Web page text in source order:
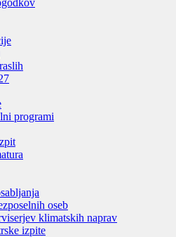
programi
oseb
klimatskih naprav
izpite